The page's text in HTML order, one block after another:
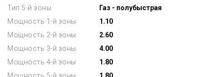
Тип 5-й зоны
Газ - полубыстрая
Мощность 1-й зоны
1.10
Мощность 2-й зоны
2.60
Мощность 3-й зоны
4.00
Мощность 4-й зоны
1.80